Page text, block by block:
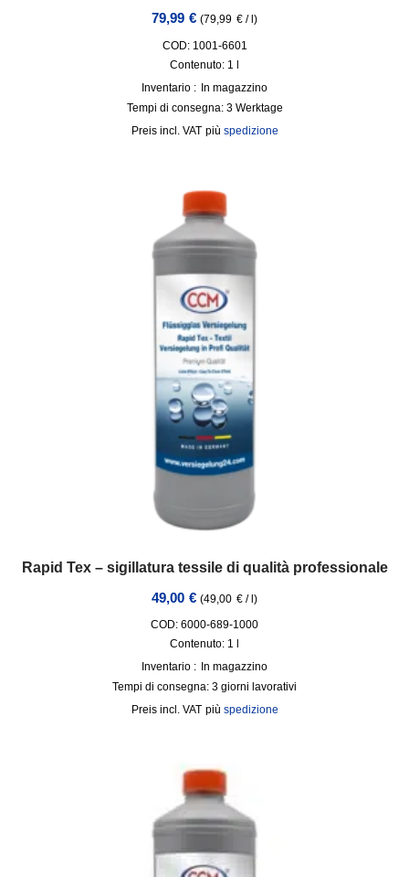
79,99 € (79,99 € / )
COD: 1001-6601
Contenuto: 1 l
Inventario : In magazzino
Tempi di consegna: 3 Werktage
incl. VAT più spedizione
Rapid Tex – sigillatura tessile di qualità professionale
49,00 € (49,00 € /l)
COD: 6000-689-1000
Contenuto: 1
Inventario : In magazzino
Tempi di consegna: 3 giorni lavorativi
incl. VAT più spedizione